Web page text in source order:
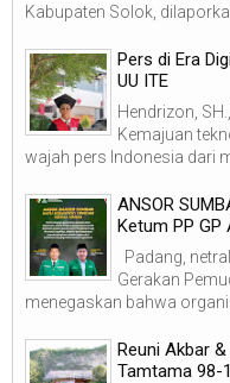
Kabupaten Solok,
Pers di Era
UU ITE
Hendrizon,
Kemajuan
wajah pers Indonesia dari
ANSOR
Ketum PP GP
Padang,
Gerakan
menegaskan bahwa
Reuni Akbar
Tamtama 98-